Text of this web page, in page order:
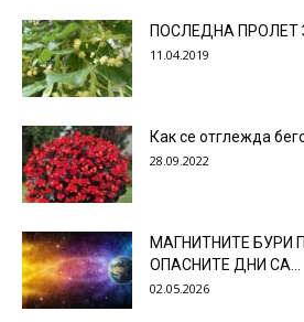
ПОСЛЕДНА ПРОЛЕТ
11.04.2019
Как се отглежда
28.09.2022
МАГНИТНИТЕ БУРИ
ОПАСНИТЕ ДНИ СА…
02.05.2026